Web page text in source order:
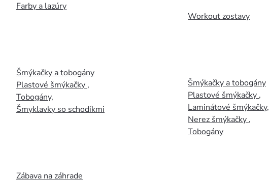
Farby a lazúry
Šmýkačky a tobogány
Plastové šmýkačky ,
Tobogány,
Šmyklavky so schodíkmi
Zábava na záhrade
Workout zostavy
Šmýkačky a tobogány
Plastové šmýkačky ,
Laminátové šmýkačky,
Nerez šmýkačky ,
Tobogány